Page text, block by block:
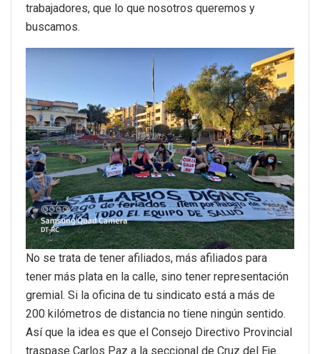
trabajadores, que lo que nosotros queremos y
buscamos.
No se trata de tener afiliados, más afiliados para
tener más plata en la calle, sino tener representación
gremial. Si la oficina de tu sindicato está a más de
200 kilómetros de distancia no tiene ningún sentido.
Así que la idea es que el Consejo Directivo Provincial
traspase Carlos Paz a la seccional de Cruz del Eje